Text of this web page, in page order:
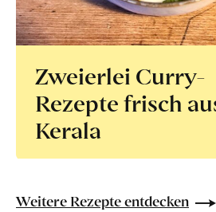
Zweierlei Curry-
Rezepte frisch
Kerala
Weitere Rezepte entdecken